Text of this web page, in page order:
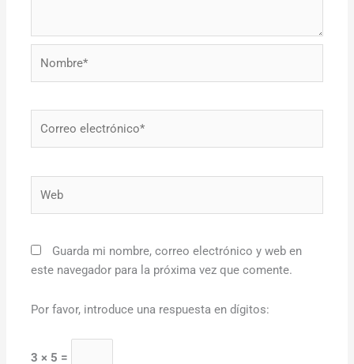
Guarda mi nombre, correo electrónico y web en
este navegador para la próxima vez que comente.
Por favor, introduce una respuesta en dígitos:
3 × 5 =